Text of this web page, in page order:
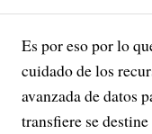
Es por eso por lo
cuidado de los
avanzada de datos
transfiere se